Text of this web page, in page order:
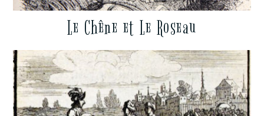
Le Chêne et Le Roseau